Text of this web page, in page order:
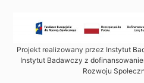
Projekt realizowany przez Instytut
Instytut Badawczy z
Rozwoju